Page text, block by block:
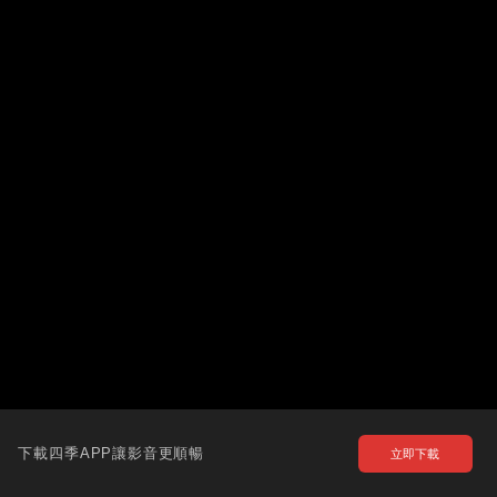
下載四季APP讓影音更順暢 立即下載